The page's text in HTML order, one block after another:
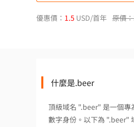
優惠價： 1.5 USD/首年 原價
什麼是.beer
頂級域名 ".beer" 是一個專
數字身份。以下為 ".beer"